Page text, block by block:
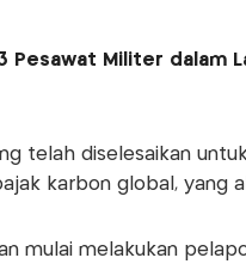
Pesawat Militer dalam
telah diselesaikan
karbon global, yang
mulai melakukan